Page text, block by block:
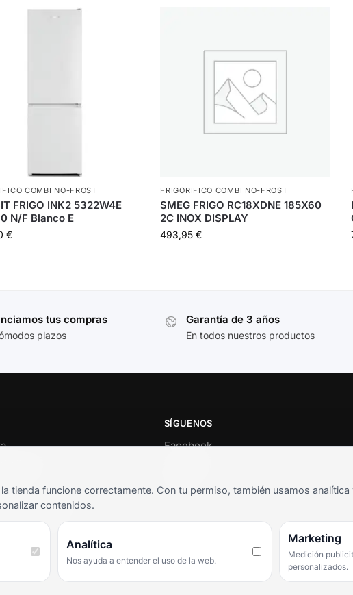
COMBI NO-FROST
FRIGO INK2 5322W4E
N/F Blanco E
€
FRIGORIFICO COMBI NO-FROST
SMEG FRIGO RC18XDNE 185X60
2C INOX DISPLAY
493,95€
tus compras
plazos
Garantía de 3 años
En todos nuestros productos
cliente
y condiciones
frecuentes
SÍGUENOS
Facebook
tienda funcione correctamente. Con tu permiso, también usamos
contenidos.
Analítica
Nos ayuda a entender el uso de la web.
Marketing
Medición
personalizados.